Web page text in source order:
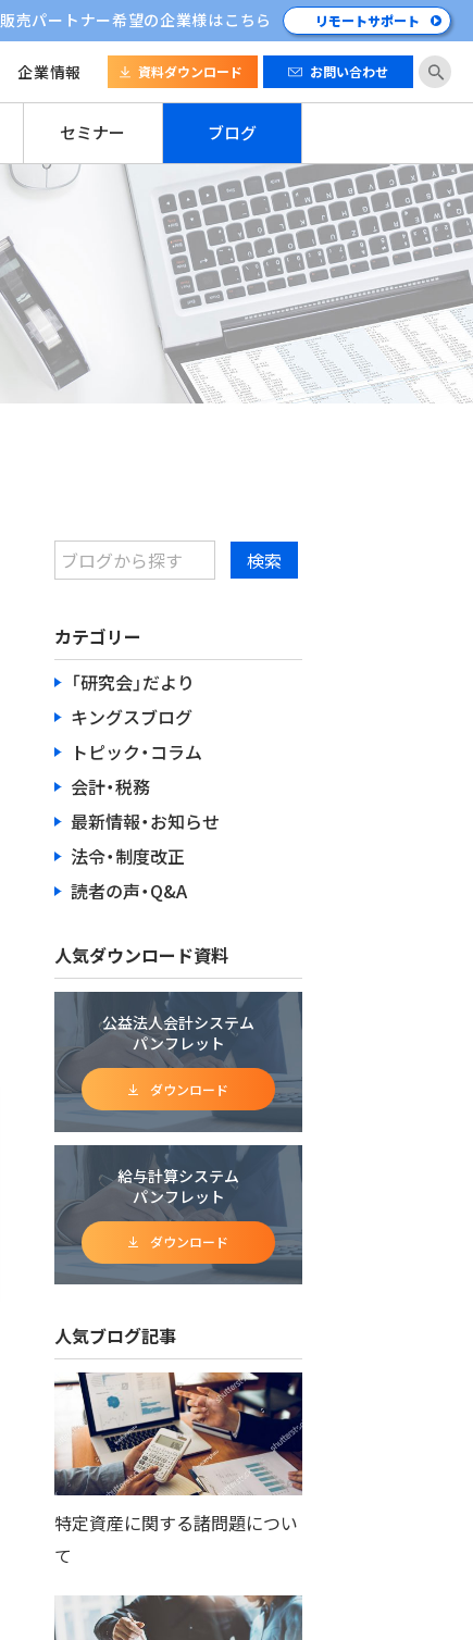
販売パートナー希望の企業様はこちら リモートサポート
企業情報 資料ダウンロード お問い合わせ
セミナー ブログ
カテゴリー
「研究会」だより
キングスブログ
トピック・コラム
会計・税務
最新情報・お知らせ
法令・制度改正
読者の声・Q&A
人気ダウンロード資料
公益法人会計システム
パンフレット
ダウンロード
給与計算システム
パンフレット
ダウンロード
人気ブログ記事
特定資産に関する諸問題につい
て